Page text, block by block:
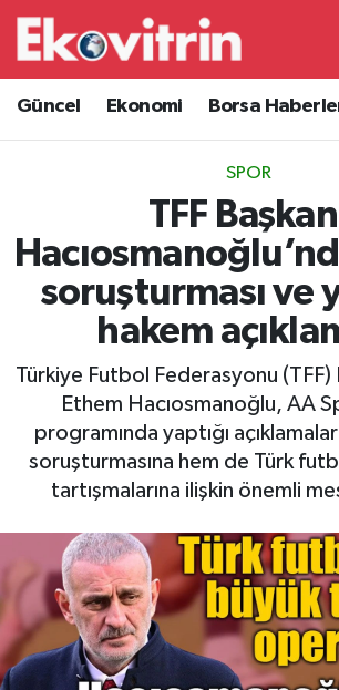
Güncel Ekonomi Borsa
SPOR
TFF
soruşturması ve
hakem
Türkiye Futbol Federasyonu (TFF)
Ethem Hacıosmanoğlu, AA
programında yaptığı
soruşturmasına hem de Türk
tartışmalarına ilişkin önemli
Güncel
Ekonomi
Borsa Haberleri
İş Dünyası
Lojistik
Otovitrin
Magazin
Gayrimenkul
Spor
Eğitim
Hava Durumu
Trafik Durumu
Süper Lig Puan Durumu ve
Tüm Manşetler
Son Dakika Haberleri
Haber Arşivi